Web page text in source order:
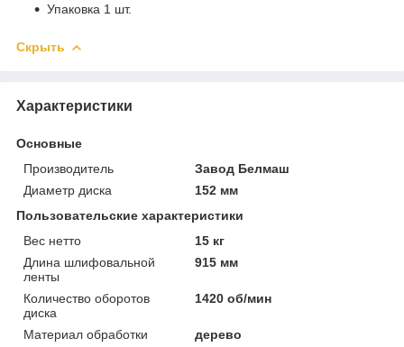
Упаковка 1 шт.​
Скрыть
Характеристики
Основные
Производитель
Завод Белмаш
Диаметр диска
152 мм
Пользовательские характеристики
Вес нетто
15 кг
Длина шлифовальной
ленты
915 мм
Количество оборотов
диска
1420 об/мин
Материал обработки
дерево